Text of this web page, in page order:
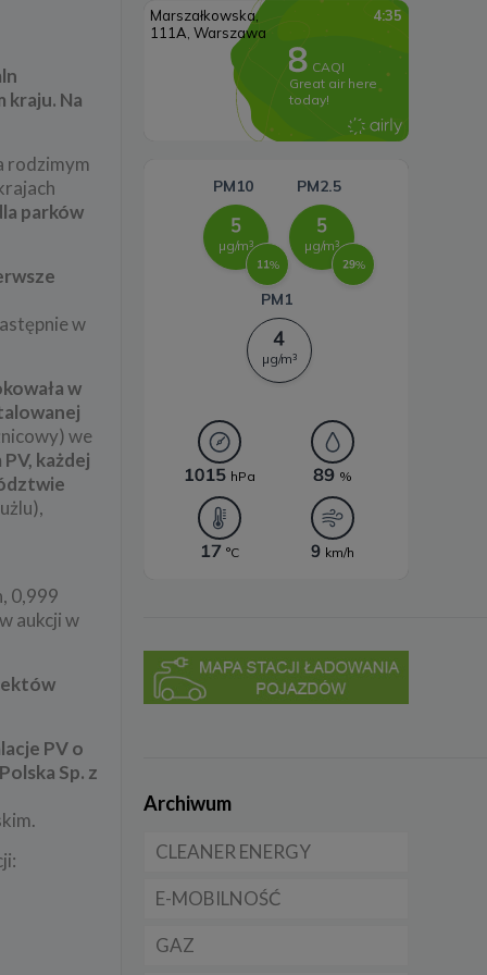
kraju. Na
rodzimym
parków
w
w
we
każdej
0,999
aukcji w
PV o
Sp. z
wiatrowa
Systemy magazynowania
Archiwum
CLEANER ENERGY
Dla domu
Dla firmy
E-MOBILNOŚĆ
Samochody elektryczne
GAZ